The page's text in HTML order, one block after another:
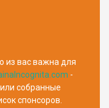
из вас важна для
-
собранные
спонсоров.